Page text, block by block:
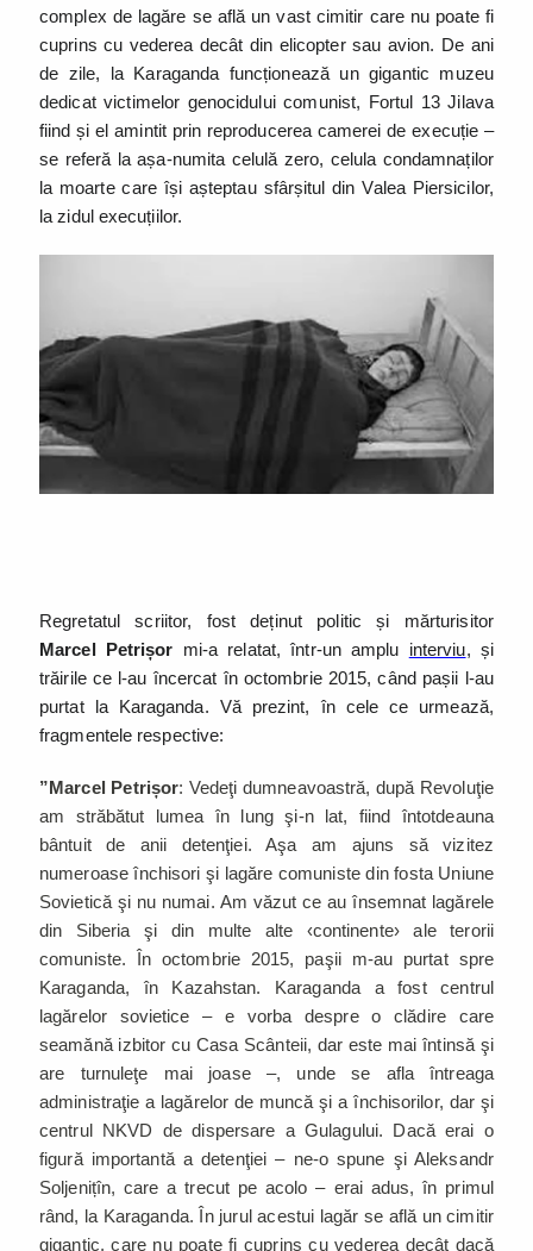
complex de lagăre se află un vast cimitir care nu poate fi
cuprins cu vederea decât din elicopter sau avion. De ani
de zile, la Karaganda funcționează un gigantic muzeu
dedicat victimelor genocidului comunist, Fortul 13 Jilava
fiind și el amintit prin reproducerea camerei de execuție –
se referă la așa-numita celulă zero, celula condamnaților
la moarte care își așteptau sfârșitul din Valea Piersicilor,
la zidul execuțiilor.
Regretatul scriitor, fost deținut politic și mărturisitor
Marcel Petrișor mi-a relatat, într-un amplu interviu, și
trăirile ce l-au încercat în octombrie 2015, când pașii l-au
purtat la Karaganda. Vă prezint, în cele ce urmează,
fragmentele respective:
”Marcel Petrișor: Vedeţi dumneavoastră, după Revoluţie
am străbătut lumea în lung şi-n lat, fiind întotdeauna
bântuit de anii detenţiei. Aşa am ajuns să vizitez
numeroase închisori şi lagăre comuniste din fosta Uniune
Sovietică şi nu numai. Am văzut ce au însemnat lagărele
din Siberia şi din multe alte ‹continente› ale terorii
comuniste. În octombrie 2015, paşii m-au purtat spre
Karaganda, în Kazahstan. Karaganda a fost centrul
lagărelor sovietice – e vorba despre o clădire care
seamănă izbitor cu Casa Scânteii, dar este mai întinsă şi
are turnuleţe mai joase –, unde se afla întreaga
administraţie a lagărelor de muncă şi a închisorilor, dar şi
centrul NKVD de dispersare a Gulagului. Dacă erai o
figură importantă a detenţiei – ne-o spune şi Aleksandr
Soljenițîn, care a trecut pe acolo – erai adus, în primul
rând, la Karaganda. În jurul acestui lagăr se află un cimitir
gigantic, care nu poate fi cuprins cu vederea decât dacă